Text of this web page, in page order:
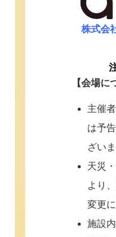
株式会
【会場に
主催
は予
ざいま
天災
より
変更
施設